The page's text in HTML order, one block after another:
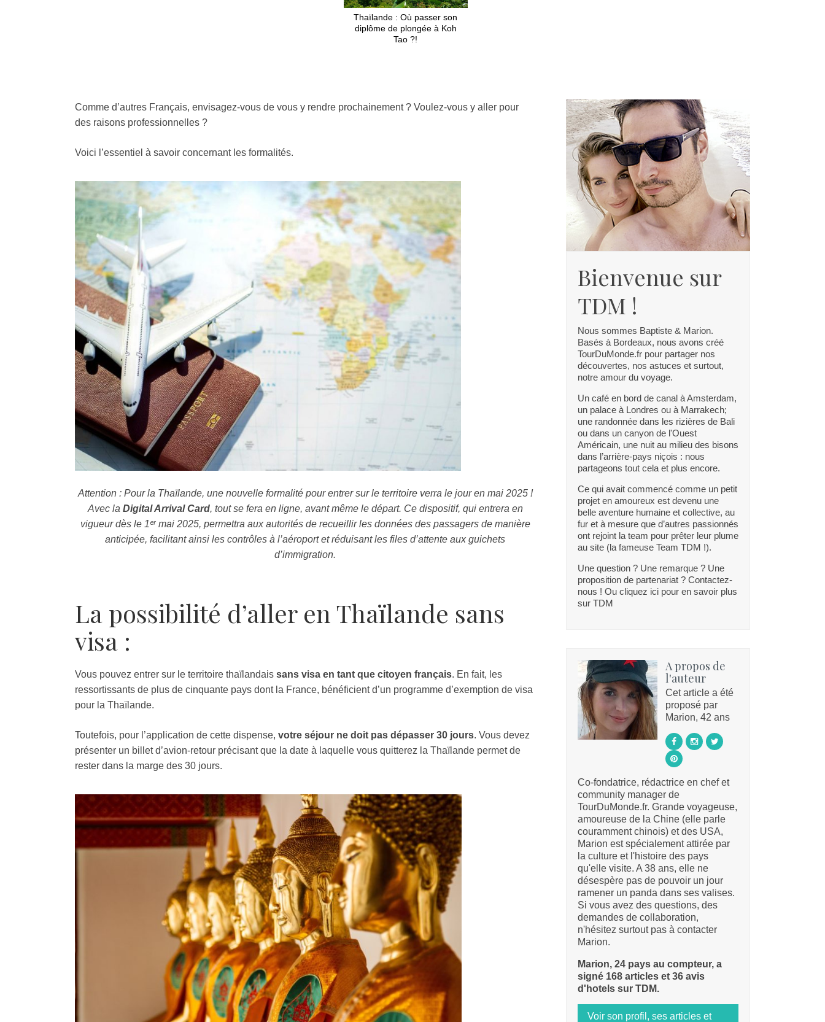
Thaïlande : Où passer son
diplôme de plongée à Koh
Tao ?!
Comme d’autres Français, envisagez-vous de vous y rendre prochainement ? Voulez-vous y aller pour
des raisons professionnelles ?
Voici l’essentiel à savoir concernant les formalités.
Attention : Pour la Thaïlande, une nouvelle formalité pour entrer sur le territoire verra le jour en mai 2025 !
Avec la Digital Arrival Card, tout se fera en ligne, avant même le départ. Ce dispositif, qui entrera en
vigueur dès le 1ᵉʳ mai 2025, permettra aux autorités de recueillir les données des passagers de manière
anticipée, facilitant ainsi les contrôles à l’aéroport et réduisant les files d’attente aux guichets
d’immigration.
La possibilité d’aller en Thaïlande sans
visa :
Vous pouvez entrer sur le territoire thaïlandais sans visa en tant que citoyen français. En fait, les
ressortissants de plus de cinquante pays dont la France, bénéficient d’un programme d’exemption de visa
pour la Thaïlande.
Toutefois, pour l’application de cette dispense, votre séjour ne doit pas dépasser 30 jours. Vous devez
présenter un billet d’avion-retour précisant que la date à laquelle vous quitterez la Thaïlande permet de
rester dans la marge des 30 jours.
Bienvenue sur
TDM !
Nous sommes Baptiste & Marion.
Basés à Bordeaux, nous avons créé
TourDuMonde.fr pour partager nos
découvertes, nos astuces et surtout,
notre amour du voyage.
Un café en bord de canal à Amsterdam,
un palace à Londres ou à Marrakech;
une randonnée dans les rizières de Bali
ou dans un canyon de l'Ouest
Américain, une nuit au milieu des bisons
dans l’arrière-pays niçois : nous
partageons tout cela et plus encore.
Ce qui avait commencé comme un petit
projet en amoureux est devenu une
belle aventure humaine et collective, au
fur et à mesure que d’autres passionnés
ont rejoint la team pour prêter leur plume
au site (la fameuse Team TDM !).
Une question ? Une remarque ? Une
proposition de partenariat ? Contactez-
nous ! Ou cliquez ici pour en savoir plus
sur TDM
A propos de
l'auteur
Cet article a été
proposé par
Marion, 42 ans
Co-fondatrice, rédactrice en chef et
community manager de
TourDuMonde.fr. Grande voyageuse,
amoureuse de la Chine (elle parle
couramment chinois) et des USA,
Marion est spécialement attirée par
la culture et l'histoire des pays
qu'elle visite. A 38 ans, elle ne
désespère pas de pouvoir un jour
ramener un panda dans ses valises.
Si vous avez des questions, des
demandes de collaboration,
n'hésitez surtout pas à contacter
Marion.
Marion, 24 pays au compteur, a
signé 168 articles et 36 avis
d'hotels sur TDM.
Voir son profil, ses articles et